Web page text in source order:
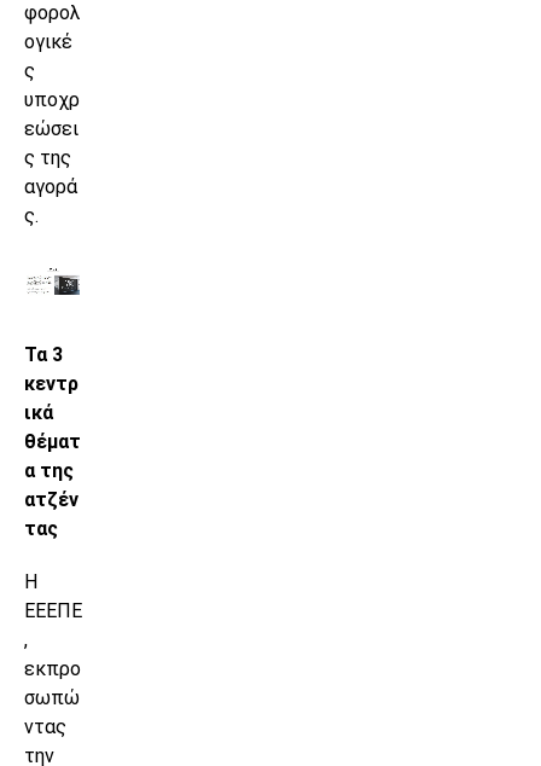
φορολ
ογικέ
ς
υποχρ
εώσει
ς της
αγορά
ς.
Τα 3
κεντρ
ικά
θέματ
α της
ατζέν
τας
Η
ΕΕΕΠΕ
,
εκπρο
σωπώ
ντας
την